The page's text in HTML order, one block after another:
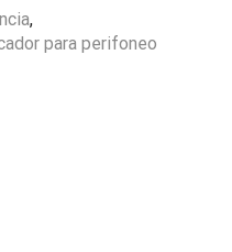
,
para perifoneo